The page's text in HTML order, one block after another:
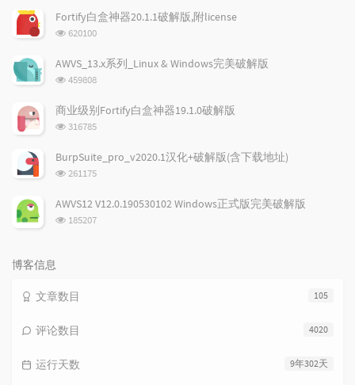
文
章
评
论
Fortify白盒神器20.1.1破解版,附license
浏
次
620100
AWVS_13.x系列_Linux & Windows完美破解版
浏
次
459808
商业级别Fortify白盒神器19.1.0破解版
浏
次
数:
316785
BurpSuite_pro_v2020.1汉化+破解版(含下载地址)
浏
次
261175
AWVS12 V12.0.190530102 Windows正式版完美破解版
浏
185207
博客信息
105
文章数目
4020
评论数目
9年302天
运行天数